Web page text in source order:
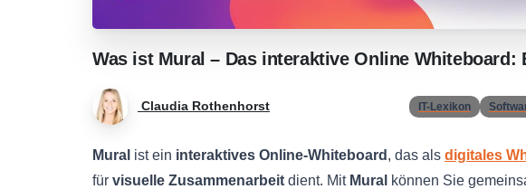
Was ist Mural – Das interaktive Online Whiteboard:
Claudia Rothenhorst IT-Lexikon
Mural ist ein interaktives Online-Whiteboard , das als digitales
für visuelle Zusammenarbeit dient. Mit Mural können Sie